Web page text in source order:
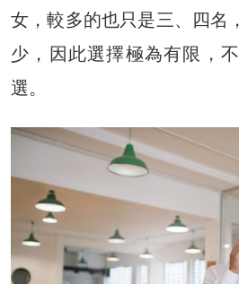
女，較多的也只是三、四名
少，因此選擇極為有限，
選。